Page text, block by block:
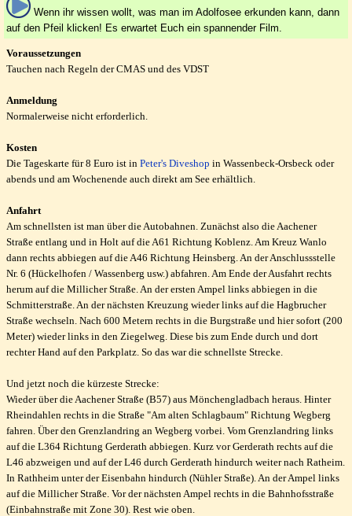
Wenn ihr wissen wollt, was man im Adolfosee erkunden kann, dann
auf den Pfeil klicken! Es erwartet Euch ein spannender Film.
Voraussetzungen
Tauchen nach Regeln der CMAS und des VDST
Anmeldung
Normalerweise nicht erforderlich.
Kosten
Die Tageskarte für 8 Euro ist in Peter's Diveshop in Wassenbeck-Orsbeck oder
abends und am Wochenende auch direkt am See erhältlich.
Anfahrt
Am schnellsten ist man über die Autobahnen. Zunächst also die Aachener
Straße entlang und in Holt auf die A61 Richtung Koblenz. Am Kreuz Wanlo
dann rechts abbiegen auf die A46 Richtung Heinsberg. An der Anschlussstelle
Nr. 6 (Hückelhofen / Wassenberg usw.) abfahren. Am Ende der Ausfahrt rechts
herum auf die Millicher Straße. An der ersten Ampel links abbiegen in die
Schmitterstraße. An der nächsten Kreuzung wieder links auf die Hagbrucher
Straße wechseln. Nach 600 Metern rechts in die Burgstraße und hier sofort (200
Meter) wieder links in den Ziegelweg. Diese bis zum Ende durch und dort
rechter Hand auf den Parkplatz. So das war die schnellste Strecke.
Und jetzt noch die kürzeste Strecke:
Wieder über die Aachener Straße (B57) aus Mönchengladbach heraus. Hinter
Rheindahlen rechts in die Straße "Am alten Schlagbaum" Richtung Wegberg
fahren. Über den Grenzlandring an Wegberg vorbei. Vom Grenzlandring links
auf die L364 Richtung Gerderath abbiegen. Kurz vor Gerderath rechts auf die
L46 abzweigen und auf der L46 durch Gerderath hindurch weiter nach Ratheim.
In Rathheim unter der Eisenbahn hindurch (Nühler Straße). An der Ampel links
auf die Millicher Straße. Vor der nächsten Ampel rechts in die Bahnhofsstraße
(Einbahnstraße mit Zone 30). Rest wie oben.